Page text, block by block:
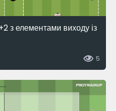
з елементами виходу із
5